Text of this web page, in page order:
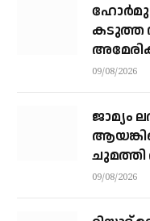
കടുത്ത
വരെ
09/08/2026
ജാമ്യം
ചുമത്തി
09/08/2026